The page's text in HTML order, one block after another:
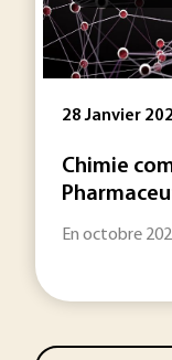
28 Janvier
Chimie
En octobre